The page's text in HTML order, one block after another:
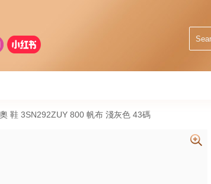
鞋 3SN292ZUY 800 帆布 淺灰色 43碼